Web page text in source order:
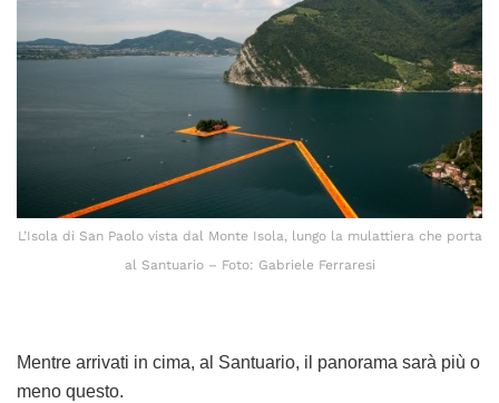
L’Isola di San Paolo vista dal Monte Isola, lungo la mulattiera che porta
al Santuario – Foto: Gabriele Ferraresi
Mentre arrivati in cima, al Santuario, il panorama sarà più o
meno questo.